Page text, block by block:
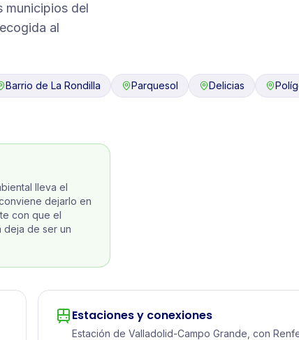
municipios del
al
Barrio de La Rondilla Parquesol Delicias
lleva el
dejarlo en
con que el
deja de ser un
Estaciones y conexiones
Estación de Valladolid-Campo Grande, con